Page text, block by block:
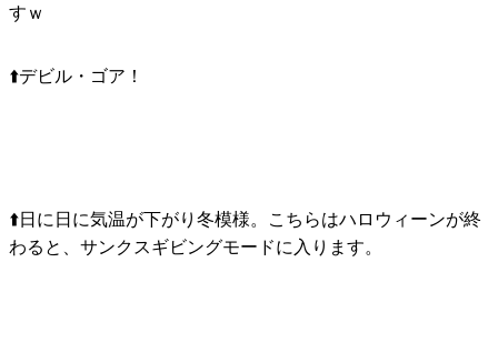
すｗ
⬆️デビル・ゴア！
⬆️日に日に気温が下がり冬模様。こちらはハロウィーンが終
わると、サンクスギビングモードに入ります。